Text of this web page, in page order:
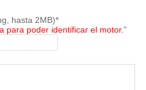
hasta 2MB)*
para poder identificar el motor."